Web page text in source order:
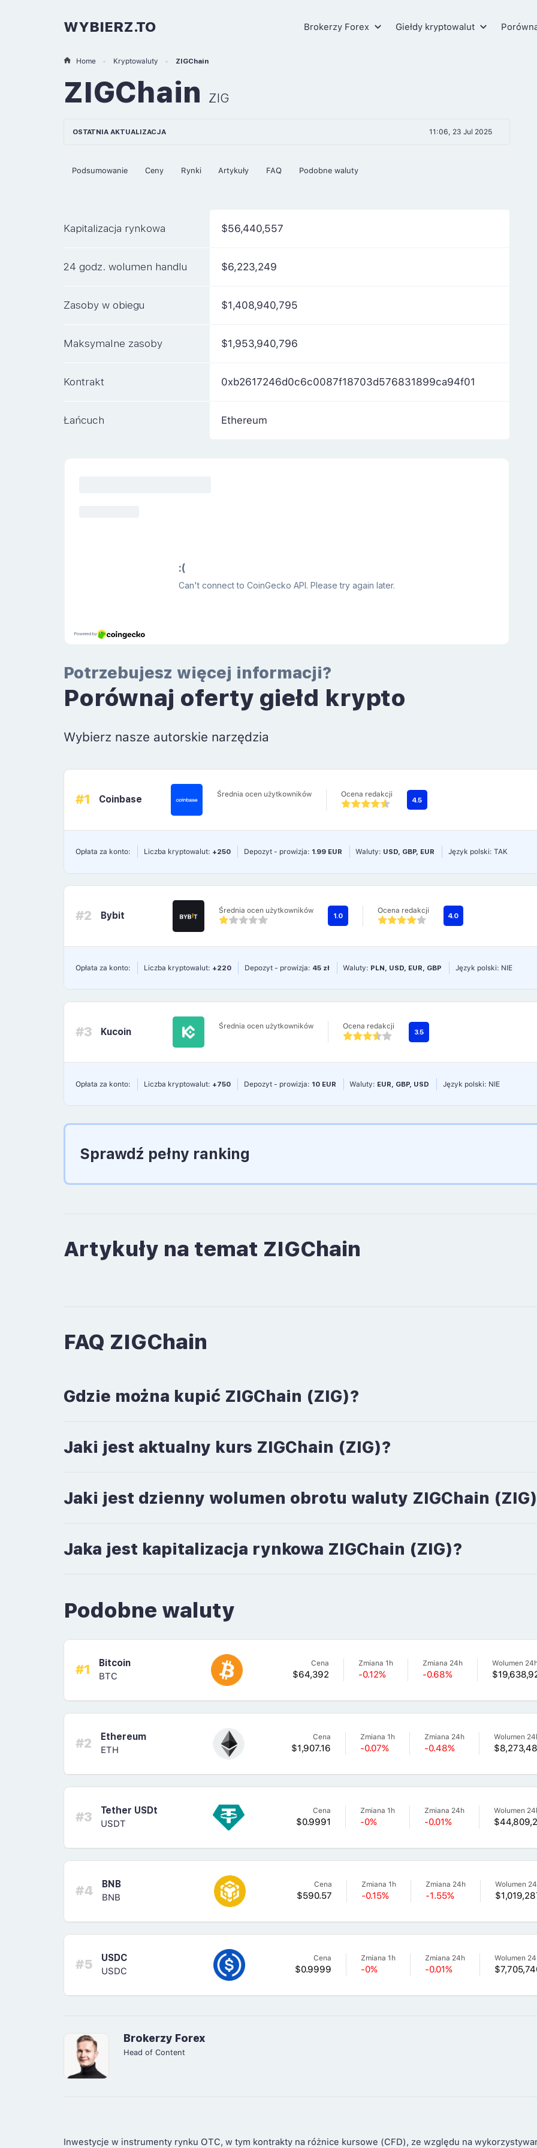
WYBIERZ.TO Brokerzy Forex Giełdy kryptowalut
Home Kryptowaluty ZIGChain
ZIGChain ZIG
OSTATNIA AKTUALIZACJA 11:06, 23 Jul 2025
Podsumowanie Ceny Rynki Artykuły FAQ Podobne waluty
Kapitalizacja rynkowa $56,440,557
24 godz. wolumen handlu $6,223,249
Zasoby w obiegu $1,408,940,795
Maksymalne zasoby $1,953,940,796
Kontrakt 0xb2617246d0c6c0087f18703d576831899ca94f01
Łańcuch Ethereum
Potrzebujesz więcej informacji?
Porównaj oferty giełd krypto
Wybierz nasze autorskie narzędzia
#1 Coinbase Średnia ocen użytkowników Ocena redakcji
4.5
Opłata za konto: Liczba kryptowalut: +250 Depozyt - prowizja: 1.99 EUR Waluty: USD, GBP, EUR Język polski: TAK
#2 Bybit Średnia ocen użytkowników
1.0
Ocena redakcji
4.0
Opłata za konto: Liczba kryptowalut: +220 Depozyt - prowizja: 45 zł Waluty: PLN, USD, EUR, GBP Język polski: NIE
#3 Kucoin Średnia ocen użytkowników Ocena redakcji
3.5
Opłata za konto: Liczba kryptowalut: +750 Depozyt - prowizja: 10 EUR Waluty: EUR, GBP, USD Język polski: NIE
Sprawdź pełny ranking
Artykuły na temat ZIGChain
FAQ ZIGChain
Gdzie można kupić ZIGChain (ZIG)?
Jaki jest aktualny kurs ZIGChain (ZIG)?
Jaki jest dzienny wolumen obrotu waluty ZIGChain
Jaka jest kapitalizacja rynkowa ZIGChain (ZIG)?
Podobne waluty
#1
Bitcoin
BTC
Cena
$64,392
Zmiana 1h
-0.12%
Zmiana 24h
-0.68%
Wolumen
#2
Ethereum
ETH
Cena
$1,907.16
Zmiana 1h
-0.07%
Zmiana 24h
-0.48%
Wolumen
#3
Tether USDt
USDT
Cena
$0.9991
Zmiana 1h
-0%
Zmiana 24h
-0.01%
Wolumen
#4
BNB
BNB
Cena
$590.57
Zmiana 1h
-0.15%
Zmiana 24h
-1.55%
Wolumen
#5
USDC
USDC
Cena
$0.9999
Zmiana 1h
-0%
Zmiana 24h
-0.01%
Wolumen
Brokerzy Forex
Head of Content
Inwestycje w instrumenty rynku OTC, w tym kontrakty na różnice kursowe (CFD), ze względu na